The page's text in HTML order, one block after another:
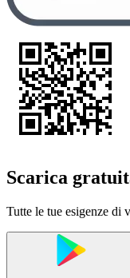
Scarica
Tutte le tue esigenze di